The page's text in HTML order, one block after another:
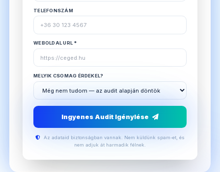
TELEFONSZÁM
WEBOLDAL URL *
MELYIK CSOMAG ÉRDEKEL?
Ingyenes Audit Igénylése
Az adataid biztonságban vannak. Nem küldünk spam-et, és
nem adjuk át harmadik félnek.